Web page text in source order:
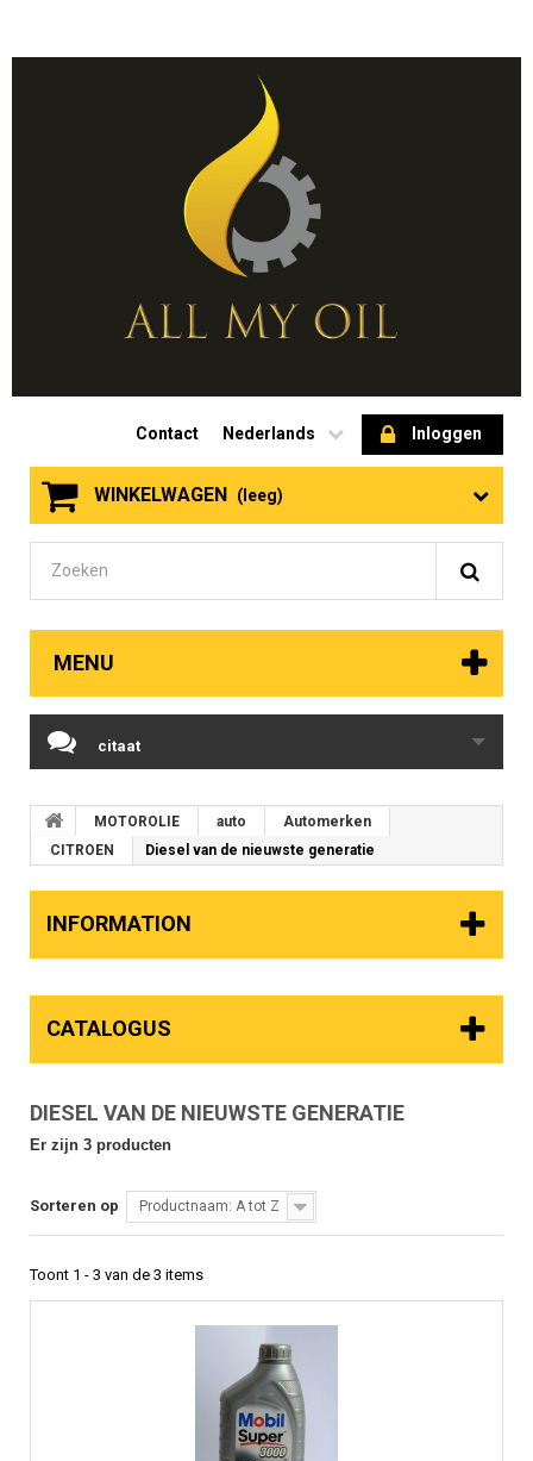
Inloggen
Nederlands
Contact
WINKELWAGEN (leeg)
MENU
citaat
MOTOROLIE auto
Automerken
CITROEN
Diesel van de nieuwste generatie
INFORMATION
CATALOGUS
DIESEL VAN DE NIEUWSTE GENERATIE
Er zijn 3 producten
Sorteren op Productnaam: A tot Z
Toont 1 - 3 van de 3 items